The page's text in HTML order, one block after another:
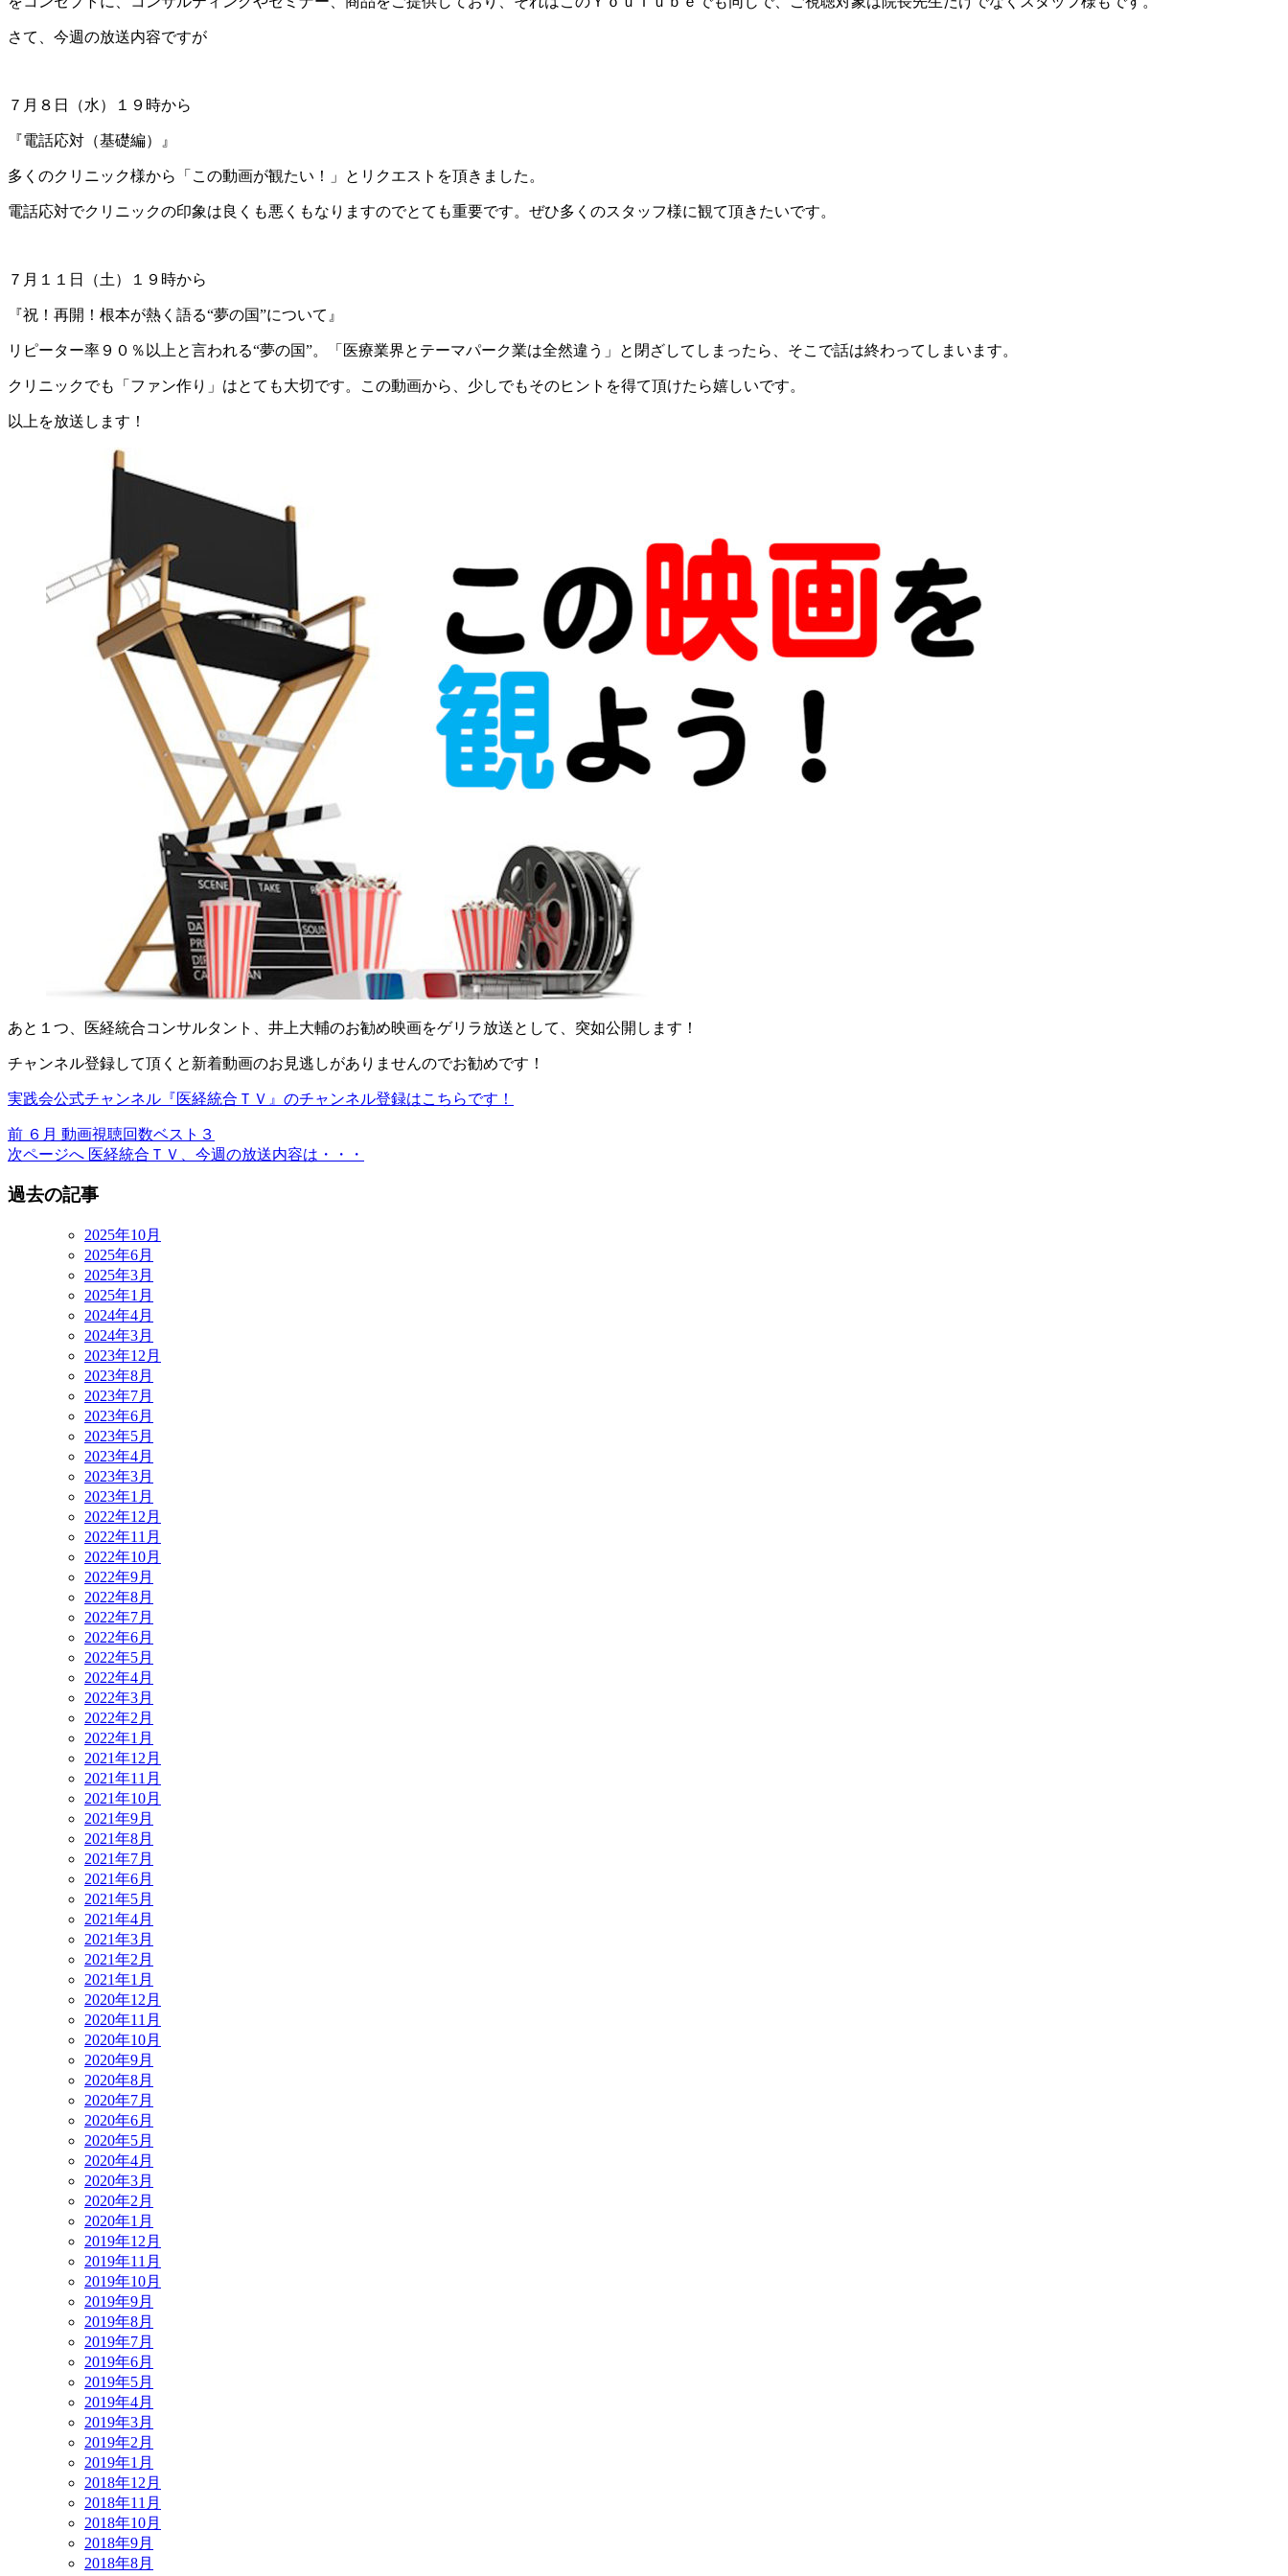
さて、今週の放送内容ですが
７月８日（水）１９時から
『電話応対（基礎編）』
多くのクリニック様から「この動画が観たい！」とリクエストを頂きました。
電話応対でクリニックの印象は良くも悪くもなりますのでとても重要です。ぜひ多くのスタッフ様に観て頂きたいです。
７月１１日（土）１９時から
『祝！再開！根本が熱く語る“夢の国”について』
リピーター率９０％以上と言われる“夢の国”。「医療業界とテーマパーク業は全然違う」と閉ざしてしまったら、そこで話は終わってしまいます。
クリニックでも「ファン作り」はとても大切です。この動画から、少しでもそのヒントを得て頂けたら嬉しいです。
以上を放送します！
あと１つ、医経統合コンサルタント、井上大輔のお勧め映画をゲリラ放送として、突如公開します！
チャンネル登録して頂くと新着動画のお見逃しがありませんのでお勧めです！
実践会公式チャンネル『医経統合ＴＶ』のチャンネル登録はこちらです！
前 前
の
稿:
６月 動画視聴回数ベスト３
次ページへ 次
投
医経統合ＴＶ、今週の放送内容は・・・
過去の記事
2025年10月
2025年6月
2025年3月
2025年1月
2024年4月
2024年3月
2023年12月
2023年8月
2023年7月
2023年6月
2023年5月
2023年4月
2023年3月
2023年1月
2022年12月
2022年11月
2022年10月
2022年9月
2022年8月
2022年7月
2022年6月
2022年5月
2022年4月
2022年3月
2022年2月
2022年1月
2021年12月
2021年11月
2021年10月
2021年9月
2021年8月
2021年7月
2021年6月
2021年5月
2021年4月
2021年3月
2021年2月
2021年1月
2020年12月
2020年11月
2020年10月
2020年9月
2020年8月
2020年7月
2020年6月
2020年5月
2020年4月
2020年3月
2020年2月
2020年1月
2019年12月
2019年11月
2019年10月
2019年9月
2019年8月
2019年7月
2019年6月
2019年5月
2019年4月
2019年3月
2019年2月
2019年1月
2018年12月
2018年11月
2018年10月
2018年9月
2018年8月